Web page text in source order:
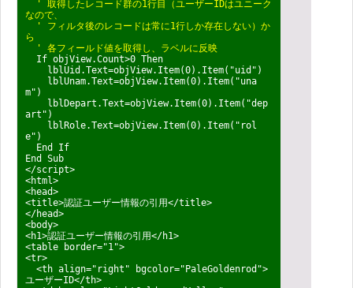
' 取得したレコード群の1行目（ユーザーIDはユニーク
なので、
' フィルタ後のレコードは常に1行しか存在しない） か
ら
' 各フィールド値を取得し、ラベルに反映
If objView.Count>0 Then
lblUid.Text=objView.Item(0).Item("uid")
lblUnam.Text=objView.Item(0).Item("una
m")
lblDepart.Text=objView.Item(0).Item("dep
art")
lblRole.Text=objView.Item(0).Item("rol
e")
End If
End Sub
</script>
<html>
<head>
<title>認証ユーザー情報の引用</title>
</head>
<body>
<h1>認証ユーザー情報の引用</h1>
<table border="1">
<tr>
<th align="right" bgcolor="PaleGoldenrod">
ユーザーID</th>